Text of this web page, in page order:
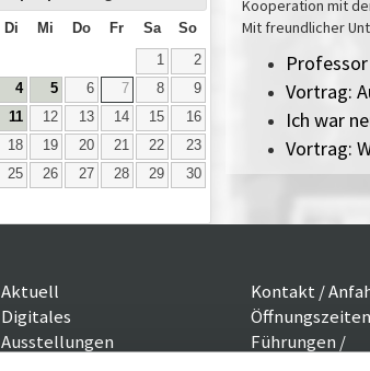
Di Mi Do Fr Sa So
1
2
4 5 6 7 8
9
11 12 13 14 15
16
18 19 20 21 22
23
25 26 27 28 29
30
Kooperation mit
Mit freundlicher
Vortrag:
Ich war
Vortrag:
Aktuell
Digitales
Ausstellungen
Kontakt /
Führungen /